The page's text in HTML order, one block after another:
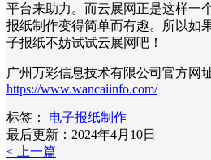
平台来助力。而云展网正是这样一
报纸制作变得简单而有趣。所以如
子报纸不妨试试云展网吧！
广州万彩信息技术有限公司官方网
https://www.wancaiinfo.com/
标签：
电子报纸制作
最后更新：2024年4月10日
< 上一篇